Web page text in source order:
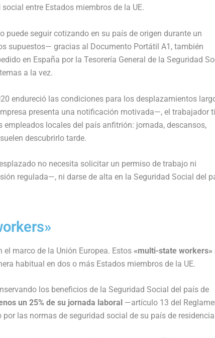
entre Estados miembros de la UE.
puede seguir cotizando en su país de origen durante un
supuestos— gracias al Documento Portátil A1, también
en España por la Tesorería General de la Seguridad
a la vez.
endureció las condiciones para los desplazamientos
presenta una notificación motivada—, el trabajador
empleados locales del país anfitrión: jornada, descansos,
descubrirlo tarde.
no necesita solicitar un permiso de trabajo ni
regulada—, ni darse de alta en la Seguridad Social del
marco de la Unión Europea. Estos «multi-state workers»
habitual en dos o más Estados miembros de la UE.
los beneficios de la Seguridad Social del país de
un 25% de su jornada laboral —artículo 13 del
las normas de seguridad social de su país de